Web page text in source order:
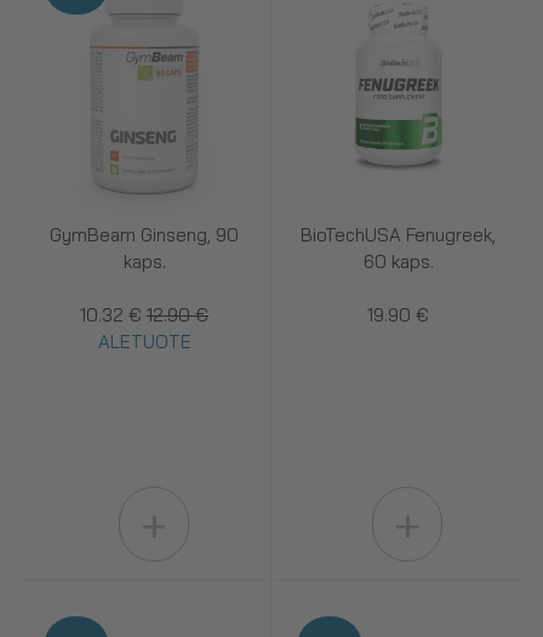
GymBeam Ginseng, 90
kaps.
10.32 € 12.90 €
ALETUOTE
BioTechUSA Fenugreek,
60 kaps.
19.90 €